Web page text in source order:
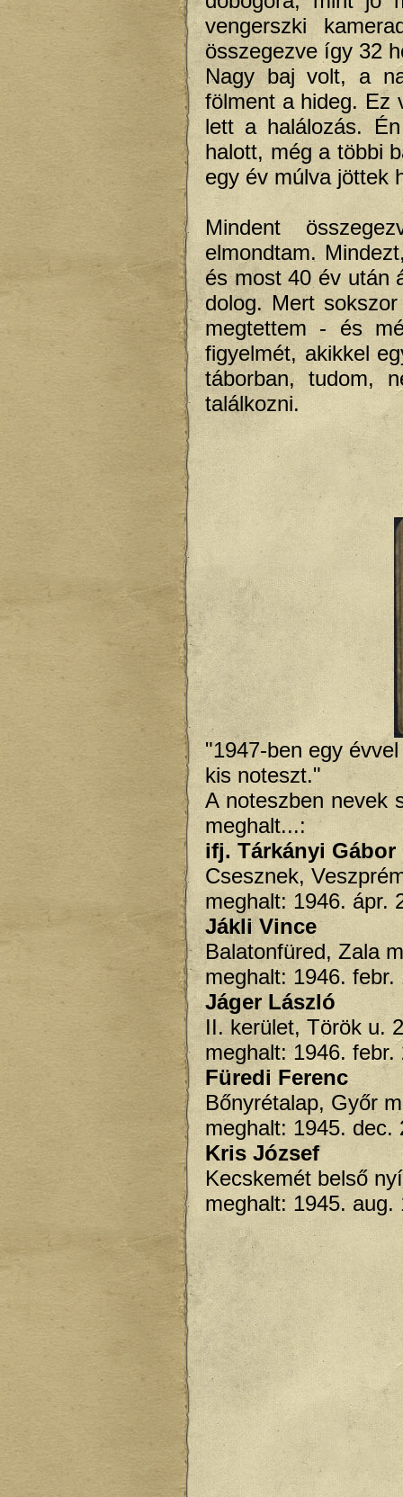
vengerszki
összegezve így 32
Nagy baj volt, a
fölment a hideg. Ez
lett a halálozás.
halott, még a többi
egy év múlva jöttek
Mindent
elmondtam.
és most 40 év után
dolog. Mert
megtettem - és
figyelmét, akikkel
táborban, tudom,
találkozni.
"1947-ben egy
kis noteszt."
A noteszben nevek
meghalt...:
ifj. Tárkányi Gábor
Csesznek,
meghalt: 1946. ápr.
Jákli Vince
Balatonfüred, Zala
meghalt: 1946.
Jáger László
II. kerület, Török u.
meghalt: 1946. febr.
Füredi Ferenc
Bőnyrétalap, Győr
meghalt: 1945. dec.
Kris József
Kecskemét belső
meghalt: 1945. aug.